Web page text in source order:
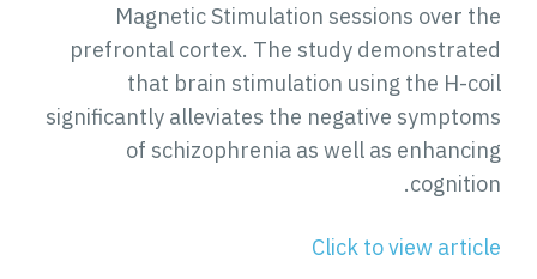
Magnetic Stimulation sessions over the
prefrontal cortex. The study demonstrated
that brain stimulation using the H-coil
significantly alleviates the negative symptoms
of schizophrenia as well as enhancing
cognition.
Click to view article